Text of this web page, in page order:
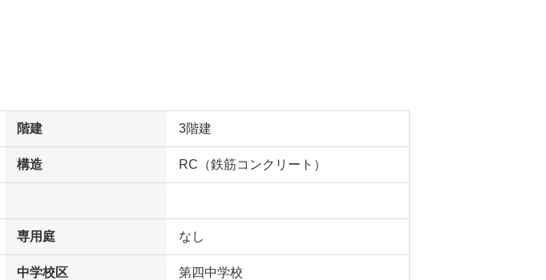
階建 3階建
構造 RC（鉄筋コンクリート）
専用庭 なし
中学校区 第四中学校